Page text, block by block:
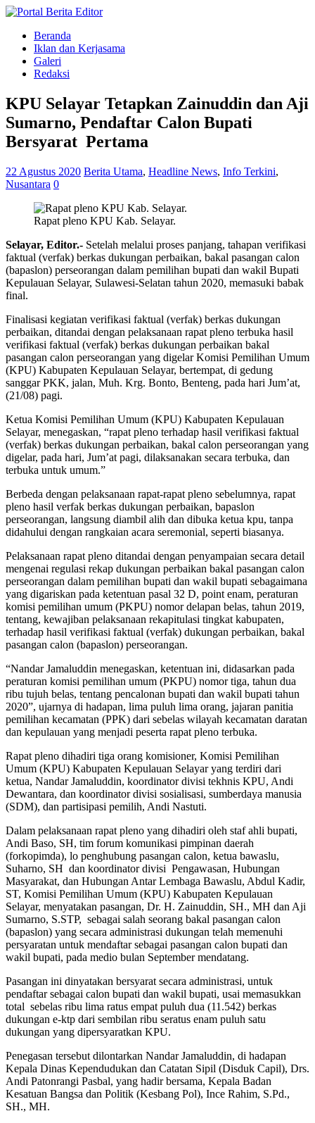
Beranda
Iklan dan Kerjasama
Galeri
Redaksi
KPU Selayar Tetapkan Zainuddin dan Aji
Sumarno, Pendaftar Calon Bupati
Bersyarat Pertama
22 Agustus 2020 Berita Utama, Headline News, Info Terkini,
Nusantara 0
Rapat pleno KPU Kab. Selayar.
Selayar, Editor.- Setelah melalui proses panjang, tahapan verifikasi
faktual (verfak) berkas dukungan perbaikan, bakal pasangan calon
(bapaslon) perseorangan dalam pemilihan bupati dan wakil Bupati
Kepulauan Selayar, Sulawesi-Selatan tahun 2020, memasuki babak
final.
Finalisasi kegiatan verifikasi faktual (verfak) berkas dukungan
perbaikan, ditandai dengan pelaksanaan rapat pleno terbuka hasil
verifikasi faktual (verfak) berkas dukungan perbaikan bakal
pasangan calon perseorangan yang digelar Komisi Pemilihan Umum
(KPU) Kabupaten Kepulauan Selayar, bertempat, di gedung
sanggar PKK, jalan, Muh. Krg. Bonto, Benteng, pada hari Jum’at,
(21/08) pagi.
Ketua Komisi Pemilihan Umum (KPU) Kabupaten Kepulauan
Selayar, menegaskan, “rapat pleno terhadap hasil verifikasi faktual
(verfak) berkas dukungan perbaikan, bakal calon perseorangan yang
digelar, pada hari, Jum’at pagi, dilaksanakan secara terbuka, dan
terbuka untuk umum.”
Berbeda dengan pelaksanaan rapat-rapat pleno sebelumnya, rapat
pleno hasil verfak berkas dukungan perbaikan, bapaslon
perseorangan, langsung diambil alih dan dibuka ketua kpu, tanpa
didahului dengan rangkaian acara seremonial, seperti biasanya.
Pelaksanaan rapat pleno ditandai dengan penyampaian secara detail
mengenai regulasi rekap dukungan perbaikan bakal pasangan calon
perseorangan dalam pemilihan bupati dan wakil bupati sebagaimana
yang digariskan pada ketentuan pasal 32 D, point enam, peraturan
komisi pemilihan umum (PKPU) nomor delapan belas, tahun 2019,
tentang, kewajiban pelaksanaan rekapitulasi tingkat kabupaten,
terhadap hasil verifikasi faktual (verfak) dukungan perbaikan, bakal
pasangan calon (bapaslon) perseorangan.
“Nandar Jamaluddin menegaskan, ketentuan ini, didasarkan pada
peraturan komisi pemilihan umum (PKPU) nomor tiga, tahun dua
ribu tujuh belas, tentang pencalonan bupati dan wakil bupati tahun
2020”, ujarnya di hadapan, lima puluh lima orang, jajaran panitia
pemilihan kecamatan (PPK) dari sebelas wilayah kecamatan daratan
dan kepulauan yang menjadi peserta rapat pleno terbuka.
Rapat pleno dihadiri tiga orang komisioner, Komisi Pemilihan
Umum (KPU) Kabupaten Kepulauan Selayar yang terdiri dari
ketua, Nandar Jamaluddin, koordinator divisi tekhnis KPU, Andi
Dewantara, dan koordinator divisi sosialisasi, sumberdaya manusia
(SDM), dan partisipasi pemilih, Andi Nastuti.
Dalam pelaksanaan rapat pleno yang dihadiri oleh staf ahli bupati,
Andi Baso, SH, tim forum komunikasi pimpinan daerah
(forkopimda), lo penghubung pasangan calon, ketua bawaslu,
Suharno, SH dan koordinator divisi Pengawasan, Hubungan
Masyarakat, dan Hubungan Antar Lembaga Bawaslu, Abdul Kadir,
ST, Komisi Pemilihan Umum (KPU) Kabupaten Kepulauan
Selayar, menyatakan pasangan, Dr. H. Zainuddin, SH., MH dan Aji
Sumarno, S.STP, sebagai salah seorang bakal pasangan calon
(bapaslon) yang secara administrasi dukungan telah memenuhi
persyaratan untuk mendaftar sebagai pasangan calon bupati dan
wakil bupati, pada medio bulan September mendatang.
Pasangan ini dinyatakan bersyarat secara administrasi, untuk
pendaftar sebagai calon bupati dan wakil bupati, usai memasukkan
total sebelas ribu lima ratus empat puluh dua (11.542) berkas
dukungan e-ktp dari sembilan ribu seratus enam puluh satu
dukungan yang dipersyaratkan KPU.
Penegasan tersebut dilontarkan Nandar Jamaluddin, di hadapan
Kepala Dinas Kependudukan dan Catatan Sipil (Disduk Capil), Drs.
Andi Patonrangi Pasbal, yang hadir bersama, Kepala Badan
Kesatuan Bangsa dan Politik (Kesbang Pol), Ince Rahim, S.Pd.,
SH., MH.